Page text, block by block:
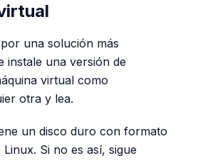
una solución más
instale una versión de
virtual como
otra y lea.
un disco duro con formato
Si no es así, sigue